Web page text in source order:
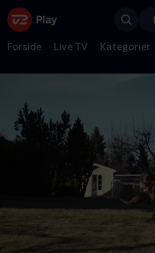
Forside Live TV Kategorier